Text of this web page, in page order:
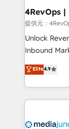
提供元：
Unlock
Inbound
specialize in
across
and
offer unparalleled
Elite4.9